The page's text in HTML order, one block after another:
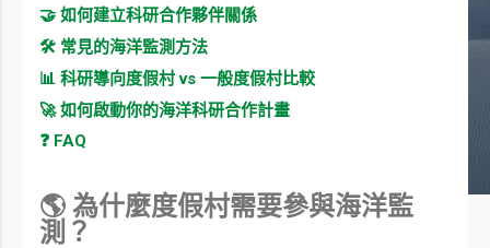
🤝 如何建立科研合作夥伴關係
🛠️ 常見的海洋監測方法
📊 科研導向度假村 vs 一般度假村比較
🚀 如何啟動你的海洋科研合作計畫
❓ FAQ
🌎 為什麼度假村需要參與海洋監
測？